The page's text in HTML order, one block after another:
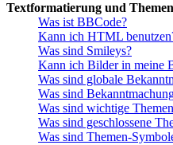
Textformatierung und
Was ist BBCode?
Kann ich HTML
Was sind Smileys?
Kann ich Bilder in meine
Was sind globale
Was sind
Was sind wichtige
Was sind geschlossene
Was sind Themen-